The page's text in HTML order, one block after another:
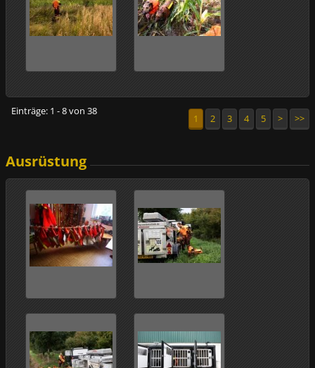
Einträge: 1 - 8 von 38
1 2 3 4 5 > >>
Ausrüstung